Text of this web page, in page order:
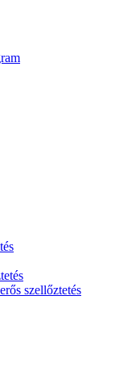
szellőztetés